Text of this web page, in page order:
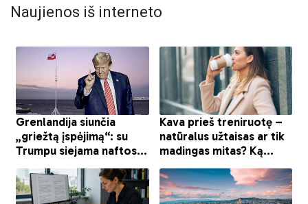
Naujienos iš interneto